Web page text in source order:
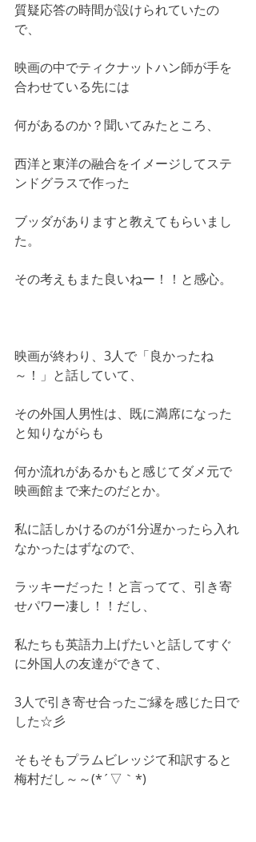
質疑応答の時間が設けられていたの
で、
映画の中でティクナットハン師が手を
合わせている先には
何があるのか？聞いてみたところ、
西洋と東洋の融合をイメージしてステ
ンドグラスで作った
ブッダがありますと教えてもらいまし
た。
その考えもまた良いねー！！と感心。
映画が終わり、3人で「良かったね
～！」と話していて、
その外国人男性は、既に満席になった
と知りながらも
何か流れがあるかもと感じてダメ元で
映画館まで来たのだとか。
私に話しかけるのが1分遅かったら入れ
なかったはずなので、
ラッキーだった！と言ってて、引き寄
せパワー凄し！！だし、
私たちも英語力上げたいと話してすぐ
に外国人の友達ができて、
3人で引き寄せ合ったご縁を感じた日で
した☆彡
そもそもプラムビレッジて和訳すると
梅村だし～～(*´▽｀*)